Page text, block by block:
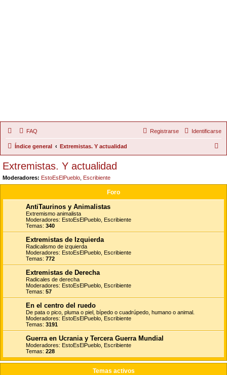
FAQ Identificarse
Registrarse
Índice general Extremistas. Y actualidad
Extremistas. Y actualidad
Moderadores: EstoEsElPueblo Escribiente
Foro
AntiTaurinos y Animalistas
Extremismo animalista
Moderadores: EstoEsElPueblo Escribiente
Temas: 340
Extremistas de Izquierda
Radicalismo de izquierda
Moderadores: EstoEsElPueblo Escribiente
Temas: 772
Extremistas de Derecha
Radicales de derecha
Moderadores: EstoEsElPueblo Escribiente
Temas: 57
En el centro del ruedo
De pata o pico, pluma o piel, bípedo o cuadrúpedo, humano o animal.
Moderadores: EstoEsElPueblo Escribiente
Temas: 3191
Guerra en Ucrania y Tercera Guerra Mundial
Moderadores: EstoEsElPueblo Escribiente
Temas: 228
Temas activos